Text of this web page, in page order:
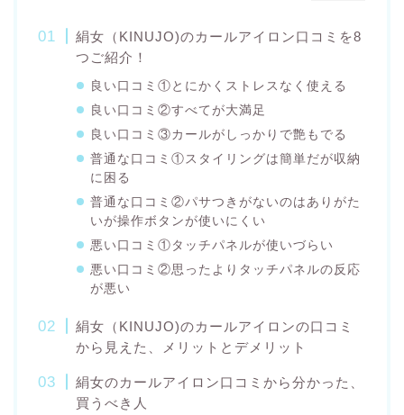
絹女（KINUJO)のカールアイロン口コミを8
つご紹介！
良い口コミ①とにかくストレスなく使える
良い口コミ②すべてが大満足
良い口コミ③カールがしっかりで艶もでる
普通な口コミ①スタイリングは簡単だが収納
に困る
普通な口コミ②パサつきがないのはありがた
いが操作ボタンが使いにくい
悪い口コミ①タッチパネルが使いづらい
悪い口コミ②思ったよりタッチパネルの反応
が悪い
絹女（KINUJO)のカールアイロンの口コミ
から見えた、メリットとデメリット
絹女のカールアイロン口コミから分かった、
買うべき人